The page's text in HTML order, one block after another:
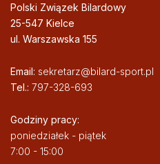
Polski Związek Bilardowy
25-547 Kielce
ul. Warszawska 155
Email: sekretarz@bilard-sport.pl
Tel.: 797-328-693
Godziny pracy:
poniedziałek - piątek
7:00 - 15:00